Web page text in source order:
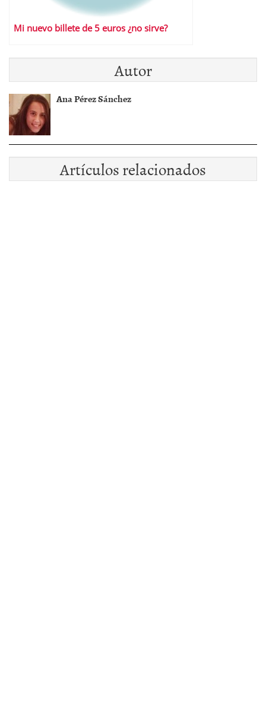
Mi nuevo billete de 5 euros ¿no sirve?
Autor
Ana Pérez Sánchez
Artículos relacionados